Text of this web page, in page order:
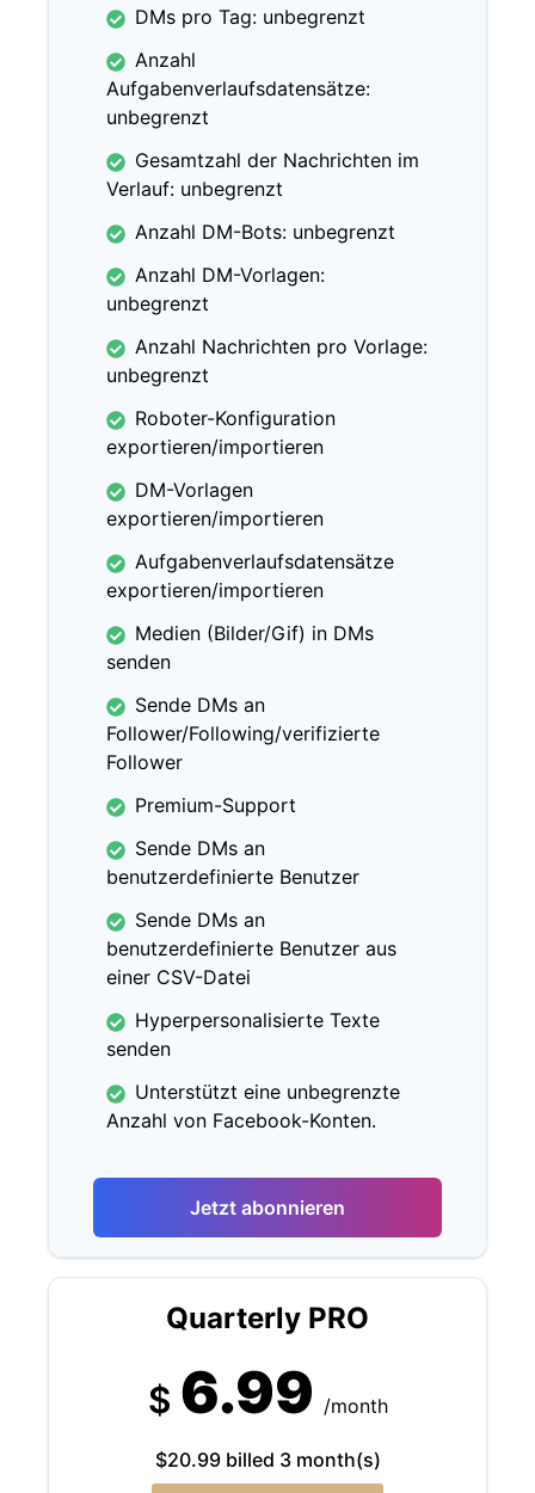
DMs pro Tag: unbegrenzt
Anzahl
Aufgabenverlaufsdatensätze:
unbegrenzt
Gesamtzahl der Nachrichten im
Verlauf: unbegrenzt
Anzahl DM-Bots: unbegrenzt
Anzahl DM-Vorlagen:
unbegrenzt
Anzahl Nachrichten pro Vorlage:
unbegrenzt
Roboter-Konfiguration
exportieren/importieren
DM-Vorlagen
exportieren/importieren
Aufgabenverlaufsdatensätze
exportieren/importieren
Medien (Bilder/Gif) in DMs
senden
Sende DMs an
Follower/Following/verifizierte
Follower
Premium-Support
Sende DMs an
benutzerdefinierte Benutzer
Sende DMs an
benutzerdefinierte Benutzer aus
einer CSV-Datei
Hyperpersonalisierte Texte
senden
Unterstützt eine unbegrenzte
Anzahl von Facebook-Konten.
Jetzt abonnieren
Quarterly PRO
$ 6.99 /month
$20.99 billed 3 month(s)